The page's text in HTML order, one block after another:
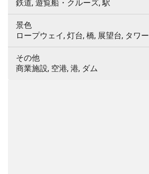
鉄道, 遊覧船・クルーズ, 駅
景色
ロープウェイ, 灯台, 橋, 展望台, タワー
その他
商業施設, 空港, 港, ダム